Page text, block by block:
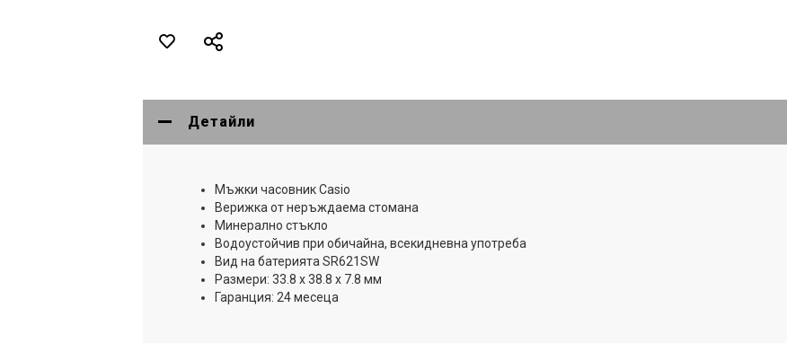
Детайли
Мъжки часовник Casio
Верижка от неръждаема стомана
Минерално стъкло
Водоустойчив при обичайна, всекидневна употреба
Вид на батерията SR621SW
Размери: 33.8 x 38.8 x 7.8 мм
Гаранция: 24 месеца